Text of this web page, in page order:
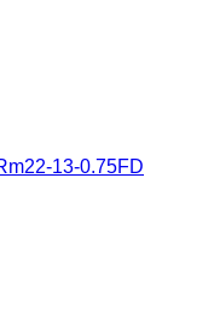
13-0.75FD